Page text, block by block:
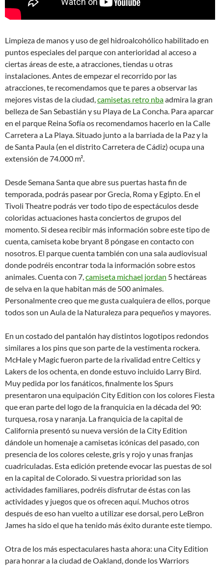
Limpieza de manos y uso de gel hidroalcohólico habilitado en
puntos especiales del parque con anterioridad al acceso a
ciertas áreas de este, a atracciones, tiendas u otras
instalaciones. Antes de empezar el recorrido por las
atracciones, te recomendamos que te pares a observar las
mejores vistas de la ciudad,camisetas retro nbaadmira la gran
belleza de San Sebastián y su Playa de La Concha. Para aparcar
en el parque Reina Sofía os recomendamos hacerlo en la Calle
Carretera a La Playa. Situado junto a la barriada de la Paz y la
de Santa Paula (en el distrito Carretera de Cádiz) ocupa una
extensión de 74.000 m².
Desde Semana Santa que abre sus puertas hasta fin de
temporada, podrás pasear por Grecia, Roma y Egipto. En el
Tivoli Theatre podrás ver todo tipo de espectáculos desde
coloridas actuaciones hasta conciertos de grupos del
momento. Si desea recibir más información sobre este tipo de
cuenta, camiseta kobe bryant 8 póngase en contacto con
nosotros. El parque cuenta también con una sala audiovisual
donde podréis encontrar toda la información sobre estos
animales. Cuenta con 7,camiseta michael jordan 5 hectáreas
de selva en la que habitan más de 500 animales.
Personalmente creo que me gusta cualquiera de ellos, porque
todos son un Aula de la Naturaleza para pequeños y mayores.
En un costado del pantalón hay distintos logotipos redondos
similares a los pins que son parte de la vestimenta rockera.
McHale y Magic fueron parte de la rivalidad entre Celtics y
Lakers de los ochenta, en donde estuvo incluido Larry Bird.
Muy pedida por los fanáticos, finalmente los Spurs
presentaron una equipación City Edition con los colores Fiesta
que eran parte del logo de la franquicia en la década del 90:
turquesa, rosa y naranja. La franquicia de la capital de
California presentó su nueva versión de la City Edition
dándole un homenaje a camisetas icónicas del pasado, con
presencia de los colores celeste, gris y rojo y unas franjas
cuadriculadas. Esta edición pretende evocar las puestas de sol
en la capital de Colorado. Si vuestra prioridad son las
actividades familiares, podréis disfrutar de éstas con las
actividades y juegos que os ofrecen aquí. Muchos otros
después de eso han vuelto a utilizar ese dorsal, pero LeBron
James ha sido el que ha tenido más éxito durante este tiempo.
Otra de los más espectaculares hasta ahora: una City Edition
para honrar a la ciudad de Oakland, donde los Warriors